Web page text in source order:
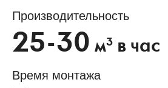
Производительность
25-30 м3 в час
Время монтажа